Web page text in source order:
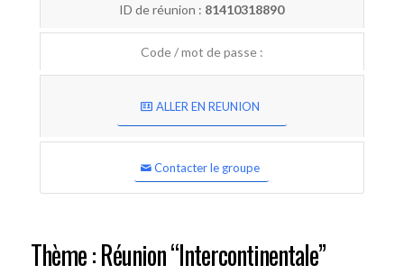
ID de réunion : 81410318890
Code / mot de passe :
ALLER EN REUNION
Contacter le groupe
Thème : Réunion “Intercontinentale”